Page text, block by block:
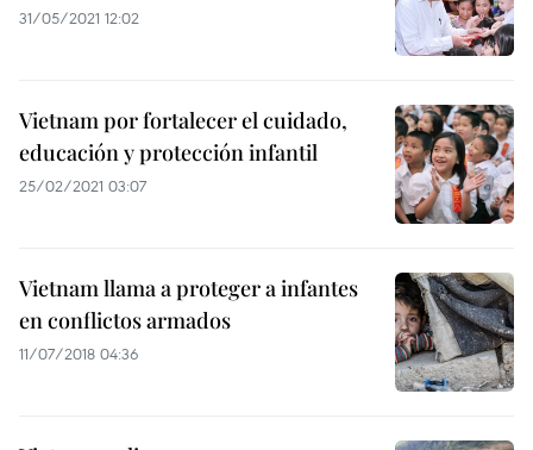
31/05/2021 12:02
Vietnam por fortalecer el cuidado,
educación y protección infantil
25/02/2021 03:07
Vietnam llama a proteger a infantes
en conflictos armados
11/07/2018 04:36